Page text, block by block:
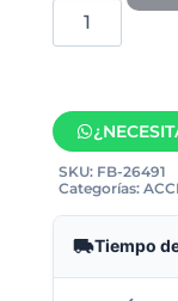
SKU: FB-26491
Categorías:
Tiempo